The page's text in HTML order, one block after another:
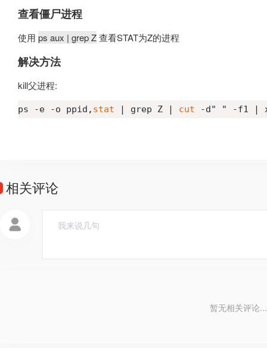
查看僵尸进程
使用 ps aux | grep Z查看STAT为Z的进程
解决方法
kill父进程:
ps -e -o ppid, stat | grep Z | cut -d" " -f1 |
相关评论
暂无相关评论...